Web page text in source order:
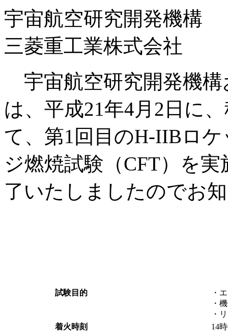
宇宙航空研究開発機構
三菱重工業株式会社
宇宙航空研究開発機構
は、平成21年4月2日に
て、第1回目のH-IIBロ
ジ燃焼試験（CFT）を
了いたしましたのでお
試験目的
・
・
・
着火時刻
14